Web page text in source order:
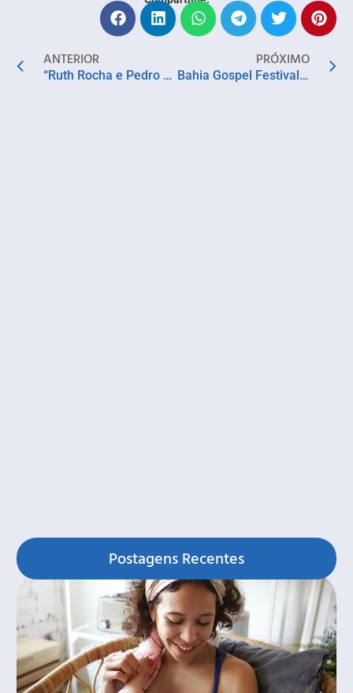
ANTERIOR
“Ruth Rocha e Pedro Bandeira recebem Ordem do Mérito Educativo em cerimônia com Lula”
PRÓXIMO
Bahia Gospel Festival reúne 25 atrações e promete dois dias de fé e celebração em Camaçari
Postagens Recentes